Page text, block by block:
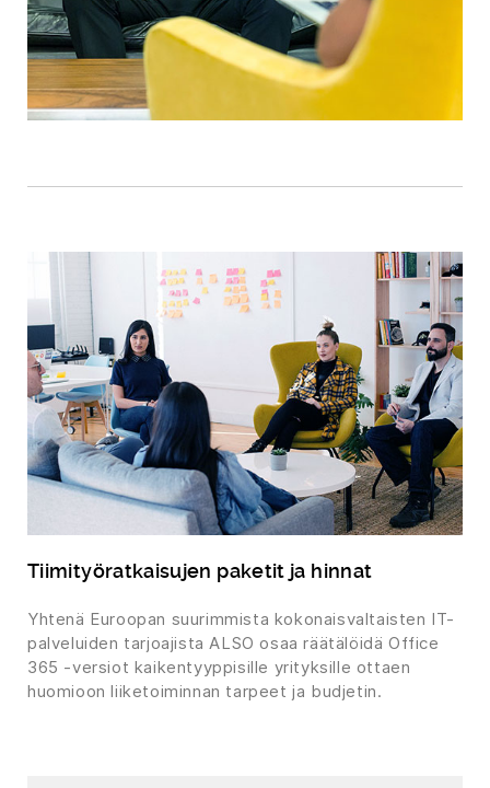
Tiimityöratkaisujen paketit ja hinnat
Yhtenä Euroopan suurimmista kokonaisvaltaisten IT-
palveluiden tarjoajista ALSO osaa räätälöidä Office
365 -versiot kaikentyyppisille yrityksille ottaen
huomioon liiketoiminnan tarpeet ja budjetin.